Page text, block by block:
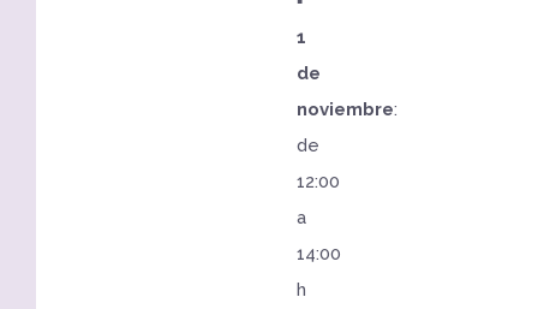
1
de
noviembre:
de
12:00
a
14:00
h